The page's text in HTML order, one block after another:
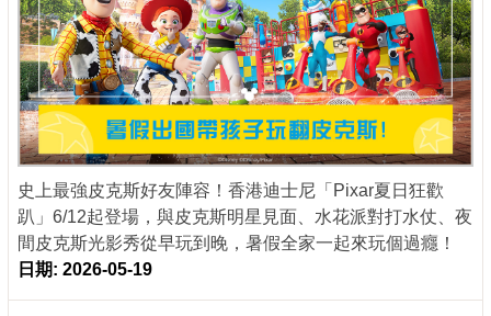
討論區
聯絡我們
APP下載
史上最強皮克斯好友陣容！香港迪士尼「Pixar夏日狂歡
趴」6/12起登場，與皮克斯明星見面、水花派對打水仗、夜
間皮克斯光影秀從早玩到晚，暑假全家一起來玩個過癮！
日期: 2026-05-19